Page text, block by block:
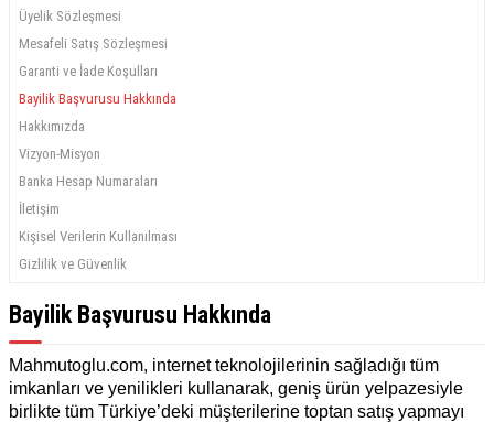
Üyelik Sözleşmesi
Mesafeli Satış Sözleşmesi
Garanti ve İade Koşulları
Bayilik Başvurusu Hakkında
Hakkımızda
Vizyon-Misyon
Banka Hesap Numaraları
İletişim
Kişisel Verilerin Kullanılması
Gizlilik ve Güvenlik
Bayilik Başvurusu Hakkında
Mahmutoglu.com, internet teknolojilerinin sağladığı tüm
imkanları ve yenilikleri kullanarak, geniş ürün yelpazesiyle
birlikte tüm Türkiye’deki müşterilerine toptan satış yapmayı